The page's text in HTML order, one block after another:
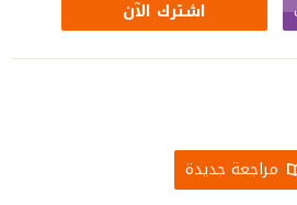
اشترك الآن
مراجعة جديدة